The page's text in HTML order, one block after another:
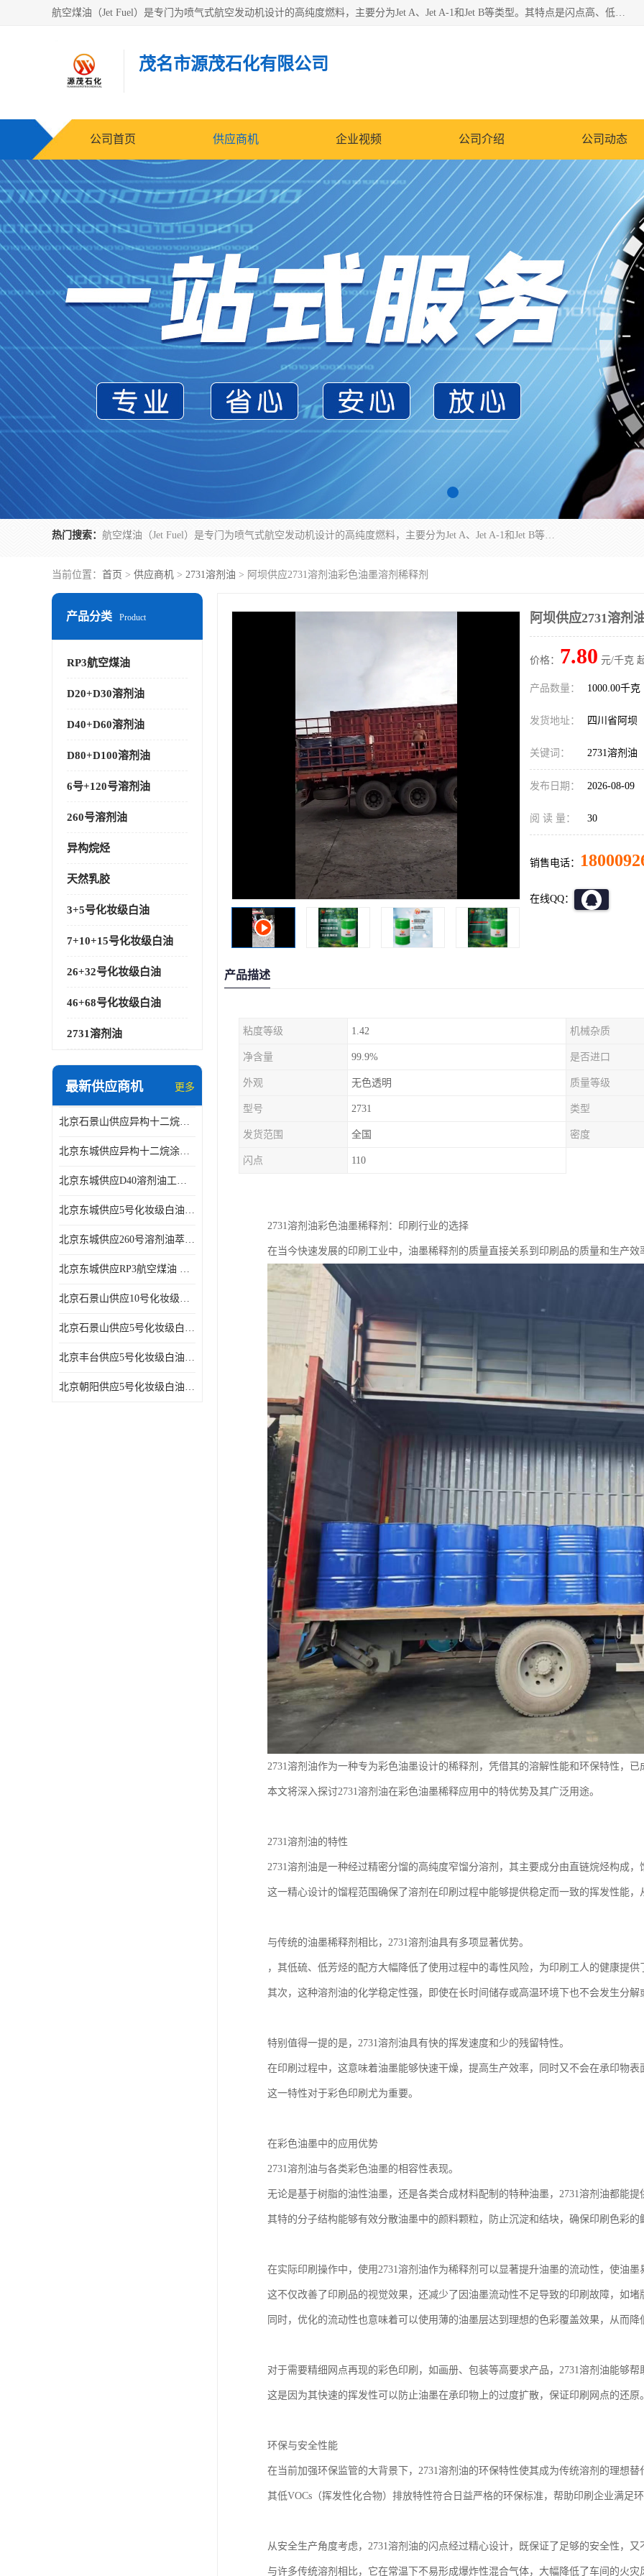
航空煤油（Jet Fuel）是专门为喷气式航空发动机设计的高纯度燃料，主要分为Jet A、Jet A-1和Jet B等类型。其特点是闪点高、低温流动性好，并添加了抗静电剂和抗氧化剂以确保飞行安全。航空煤油需
茂名市源茂石化有限公司
公司首页 供应商机 企业视频 公司介绍 公司动态
热门搜索： 航空煤油（Jet Fuel）是专门为喷气式航空发动机设计的高纯度燃料，主要分为Jet A、Jet A-1和Jet B等类型。其特点是闪点高、低温流动性好，并添加了抗静电剂和抗氧化剂以确保飞行安全。航空煤油需
当前位置： 首页 > 供应商机 > 2731溶剂油 > 阿坝供应2731溶剂油彩色油墨溶剂稀释剂
产品分类 Product
RP3航空煤油
D20+D30溶剂油
D40+D60溶剂油
D80+D100溶剂油
6号+120号溶剂油
260号溶剂油
异构烷烃
天然乳胶
3+5号化妆级白油
7+10+15号化妆级白油
26+32号化妆级白油
46+68号化妆级白油
2731溶剂油
最新供应商机 更多
北京石景山供应异构十二烷香精助剂
北京东城供应异构十二烷涂料胶粘油墨稀释剂
北京东城供应D40溶剂油工业金属清洗
北京东城供应5号化妆级白油钻井液润滑剂
北京东城供应260号溶剂油萃取溶剂油金属萃取剂
北京东城供应RP3航空煤油 高含量国标工业级航空煤油燃料油 无色透明
北京石景山供应10号化妆级白油高精密机械润滑油
北京石景山供应5号化妆级白油缝纫机油 设备润滑油
北京丰台供应5号化妆级白油纤维与织物柔软光亮
北京朝阳供应5号化妆级白油纺织时的润滑剂
阿坝供应2731溶剂
价格： 7.80 元/千克
产品数量： 1000.00千克
发货地址： 四川省阿坝
关键词： 2731溶剂油
发布日期： 2026-08-09
阅 读 量： 30
销售电话：
在线QQ：
产品描述
粘度等级 1.42 机械杂质
净含量 99.9% 是否进口
外观 无色透明 质量等级
型号 2731 类型
发货范围 全国 密度
闪点 110
2731溶剂油彩色油墨稀释剂：印刷行业的选择
在当今快速发展的印刷工业中，油墨稀释剂的质量直接关系到印刷品的质量和生产效
2731溶剂油作为一种专为彩色油墨设计的稀释剂，凭借其的溶解性能和环保特性，已
本文将深入探讨2731溶剂油在彩色油墨稀释应用中的特优势及其广泛用途。
2731溶剂油的特性
2731溶剂油是一种经过精密分馏的高纯度窄馏分溶剂，其主要成分由直链烷烃构成，
这一精心设计的馏程范围确保了溶剂在印刷过程中能够提供稳定而一致的挥发性能，
与传统的油墨稀释剂相比，2731溶剂油具有多项显著优势。
，其低硫、低芳烃的配方大幅降低了使用过程中的毒性风险，为印刷工人的健康提供
其次，这种溶剂油的化学稳定性强，即使在长时间储存或高温环境下也不会发生分解
特别值得一提的是，2731溶剂油具有快的挥发速度和少的残留特性。
在印刷过程中，这意味着油墨能够快速干燥，提高生产效率，同时又不会在承印物表
这一特性对于彩色印刷尤为重要。
在彩色油墨中的应用优势
2731溶剂油与各类彩色油墨的相容性表现。
无论是基于树脂的油性油墨，还是各类合成材料配制的特种油墨，2731溶剂油都能提
其特的分子结构能够有效分散油墨中的颜料颗粒，防止沉淀和结块，确保印刷色彩的
在实际印刷操作中，使用2731溶剂油作为稀释剂可以显著提升油墨的流动性，使油墨
这不仅改善了印刷品的视觉效果，还减少了因油墨流动性不足导致的印刷故障，如堵
同时，优化的流动性也意味着可以使用薄的油墨层达到理想的色彩覆盖效果，从而降
对于需要精细网点再现的彩色印刷，如画册、包装等高要求产品，2731溶剂油能够帮
这是因为其快速的挥发性可以防止油墨在承印物上的过度扩散，保证印刷网点的还原。
环保与安全性能
在当前加强环保监管的大背景下，2731溶剂油的环保特性使其成为传统溶剂的理想替
其低VOCs（挥发性化合物）排放特性符合日益严格的环保标准，帮助印刷企业满足
从安全生产角度考虑，2731溶剂油的闪点经过精心设计，既保证了足够的安全性，又
与许多传统溶剂相比，它在常温下不易形成爆炸性混合气体，大幅降低了车间的火灾